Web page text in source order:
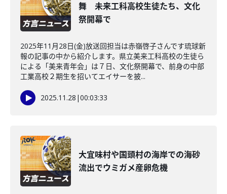
舞 未来工科高校生徒たち、文化
祭開幕で
2025年11月28日(金)放送回担当は赤嶺啓子さんです琉球新
報の記事の中から紹介します。県立美来工科高校の生徒ら
による「美来青年会」は７日、文化祭開幕で、前身の中部
工業高校２期生を招いてエイサーを披...
2025.11.28 |00:03:33
大宜味村や国頭村の海岸での海砂
流出でウミガメ産卵危機